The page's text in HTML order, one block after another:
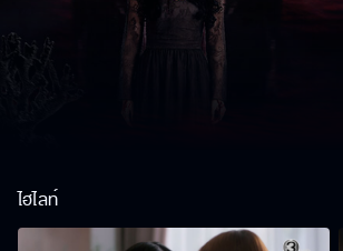
ไฮไลท์